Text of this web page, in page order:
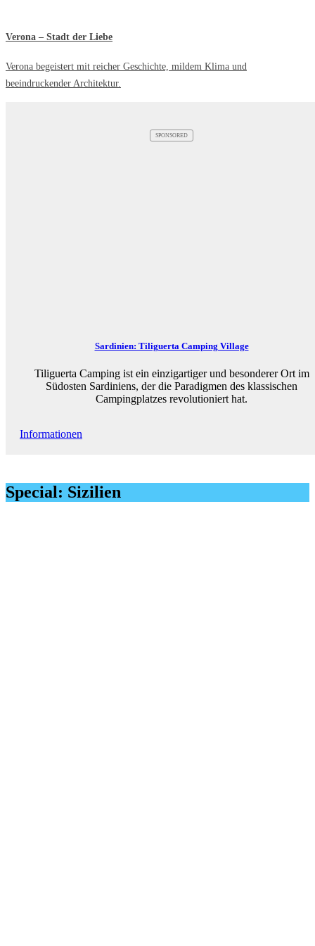
Verona – Stadt der Liebe
Verona begeistert mit reicher Geschichte, mildem Klima und
beeindruckender Architektur.
SPONSORED
Sardinien: Tiliguerta Camping Village
Tiliguerta Camping ist ein einzigartiger und besonderer Ort im
Südosten Sardiniens, der die Paradigmen des klassischen
Campingplatzes revolutioniert hat.
Informationen
Special: Sizilien